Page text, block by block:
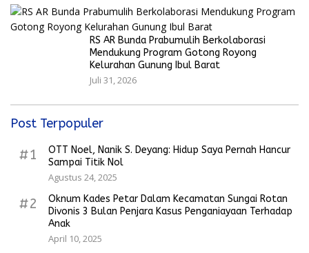
RS AR Bunda Prabumulih Berkolaborasi
Mendukung Program Gotong Royong
Kelurahan Gunung Ibul Barat
Juli 31, 2026
Post Terpopuler
#1
OTT Noel, Nanik S. Deyang: Hidup Saya Pernah Hancur
Sampai Titik Nol
Agustus 24, 2025
#2
Oknum Kades Petar Dalam Kecamatan Sungai Rotan
Divonis 3 Bulan Penjara Kasus Penganiayaan Terhadap
Anak
April 10, 2025